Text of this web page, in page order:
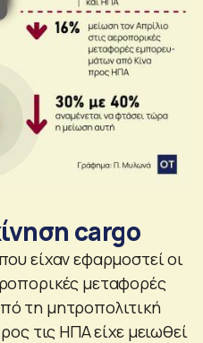
cargo
είχαν εφαρμοστεί οι
μεταφορές
τη μητροπολιτική
τις ΗΠΑ είχε μειωθεί